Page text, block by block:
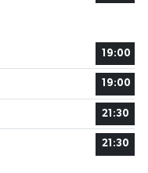
19:00
19:00
21:30
21:30